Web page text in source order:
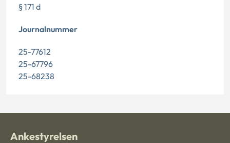
§ 171 d
Journalnummer
25-77612
25-67796
25-68238
Ankestyrelsen